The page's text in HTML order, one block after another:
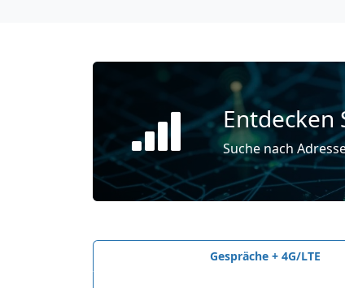
Entdecken
Suche nach
Gespräche + 4G/LTE